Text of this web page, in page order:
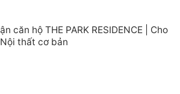
căn hộ THE PARK RESIDENCE | Cho
thất cơ bản